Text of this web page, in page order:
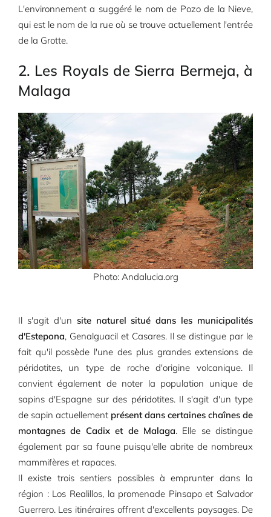
L'environnement a suggéré le nom de Pozo de la Nieve,
qui est le nom de la rue où se trouve actuellement l'entrée
de la Grotte.
2. Les Royals de Sierra Bermeja, à
Malaga
Photo: Andalucia.org
Il s'agit d'un site naturel situé dans les municipalités
d'Estepona, Genalguacil et Casares. Il se distingue par le
fait qu'il possède l'une des plus grandes extensions de
péridotites, un type de roche d'origine volcanique. Il
convient également de noter la population unique de
sapins d'Espagne sur des péridotites. Il s'agit d'un type
de sapin actuellement présent dans certaines chaînes de
montagnes de Cadix et de Malaga. Elle se distingue
également par sa faune puisqu'elle abrite de nombreux
mammifères et rapaces.
Il existe trois sentiers possibles à emprunter dans la
région : Los Realillos, la promenade Pinsapo et Salvador
Guerrero. Les itinéraires offrent d'excellents paysages. De